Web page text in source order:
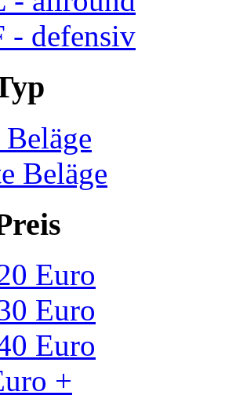
- defensiv
Beläge
Euro
Euro
Euro
+